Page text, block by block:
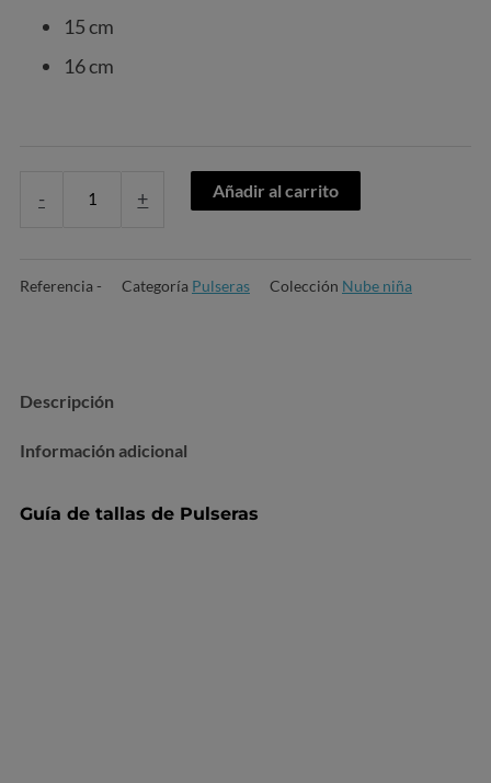
15 cm
16 cm
- + Añadir al carrito
Referencia - Categoría Pulseras Colección Nube niña
Descripción
Información adicional
Guía de tallas de Pulseras